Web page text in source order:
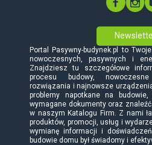
Portal Pasywny-budynek.pl to
nowoczesnych, pasywnych i
Znajdziesz tu szczegółowe
procesu budowy,
rozwiązania i najnowsze
problemy napotkane na
wymagane dokumenty oraz
w naszym Katalogu Firm. Z nami
produktów, promocji, usług i
wymianę informacji i
budowie domu był świadomy i